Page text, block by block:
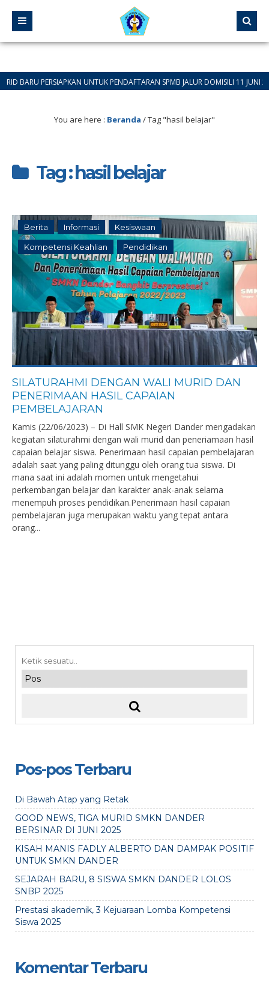
PERSIAPKAN UNTUK PENDAFTARAN SPMB JALUR DOMISILI 11 JUNI 2026
You are here : Beranda /Tag "hasil belajar"
Tag : hasil belajar
Berita Informasi Kesiswaan
Kompetensi Keahlian Pendidikan
SILATURAHMI DENGAN WALI MURID DAN
PENERIMAAN HASIL CAPAIAN
PEMBELAJARAN
Kamis (22/06/2023) – Di Hall SMK Negeri Dander mengadakan
kegiatan silaturahmi dengan wali murid dan peneriamaan hasil
capaian belajar siswa. Penerimaan hasil capaian pembelajaran
adalah saat yang paling ditunggu oleh orang tua siswa. Di
mana saat ini adalah momen untuk mengetahui
perkembangan belajar dan karakter anak-anak selama
menempuh proses pendidikan.Penerimaan hasil capaian
pembelajaran juga merupakan waktu yang tepat antara
orang...
Pos-pos Terbaru
Di Bawah Atap yang Retak
GOOD NEWS, TIGA MURID SMKN DANDER
BERSINAR DI JUNI 2025
KISAH MANIS FADLY ALBERTO DAN DAMPAK POSITIF
UNTUK SMKN DANDER
SEJARAH BARU, 8 SISWA SMKN DANDER LOLOS
SNBP 2025
Prestasi akademik, 3 Kejuaraan Lomba Kompetensi
Siswa 2025
Komentar Terbaru